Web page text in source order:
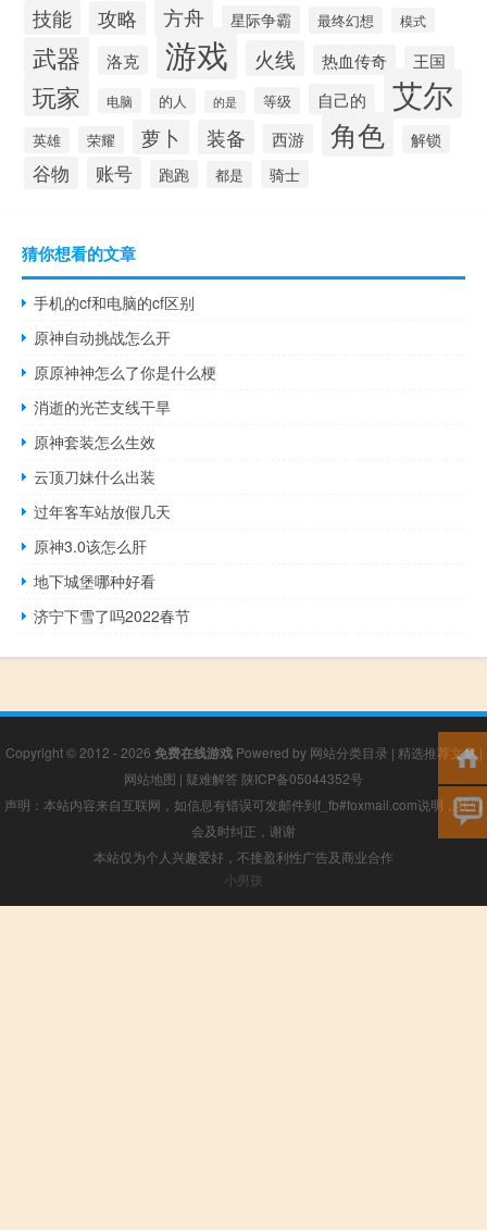
技能 攻略 方舟 星际争霸 最终幻想 模式
武器 洛克 游戏 火线 热血传奇 王国
玩家 电脑 的人 的是 等级 自己的 艾尔
英雄 荣耀 萝卜 装备 西游 角色 解锁
谷物 账号 跑跑 都是 骑士
猜你想看的文章
手机的cf和电脑的cf区别
原神自动挑战怎么开
原原神神怎么了你是什么梗
消逝的光芒支线干旱
原神套装怎么生效
云顶刀妹什么出装
过年客车站放假几天
原神3.0该怎么肝
地下城堡哪种好看
济宁下雪了吗2022春节
Copyright © 2012 - 2026 免费在线游戏Powered by 网站分类目录 | 精选推荐文章|
网站地图 | 疑难解答 陕ICP备05044352号
声明：本站内容来自互联网，如信息有错误可发邮件到f_fb#foxmail.com说明，我们
会及时纠正，谢谢
本站仅为个人兴趣爱好，不接盈利性广告及商业合作
小男孩